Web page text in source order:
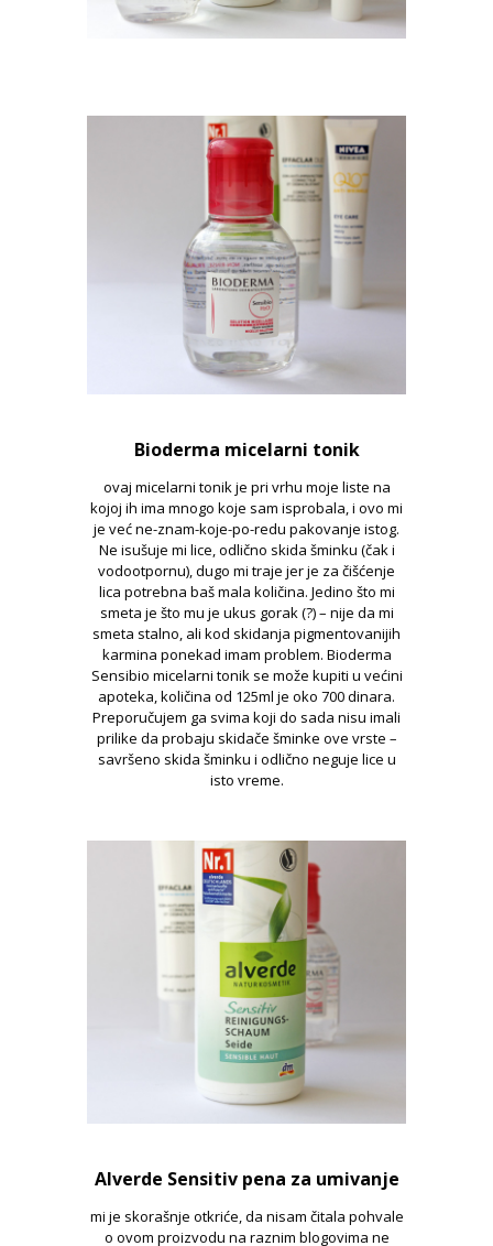
Bioderma micelarni tonik
ovaj micelarni tonik je pri vrhu moje liste na
kojoj ih ima mnogo koje sam isprobala, i ovo mi
je već ne-znam-koje-po-redu pakovanje istog.
Ne isušuje mi lice, odlično skida šminku (čak i
vodootpornu), dugo mi traje jer je za čišćenje
lica potrebna baš mala količina. Jedino što mi
smeta je što mu je ukus gorak (?) – nije da mi
smeta stalno, ali kod skidanja pigmentovanijih
karmina ponekad imam problem. Bioderma
Sensibio micelarni tonik se može kupiti u većini
apoteka, količina od 125ml je oko 700 dinara.
Preporučujem ga svima koji do sada nisu imali
prilike da probaju skidače šminke ove vrste –
savršeno skida šminku i odlično neguje lice u
isto vreme.
Alverde Sensitiv pena za umivanje
mi je skorašnje otkriće, da nisam čitala pohvale
o ovom proizvodu na raznim blogovima ne